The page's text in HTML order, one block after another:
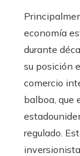
economía
durante
su posición
comercio
balboa, que
regulado.